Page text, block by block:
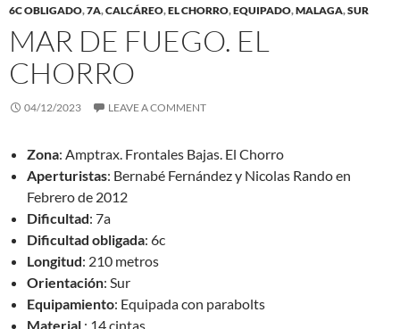
6C OBLIGADO,7A,CALCÁREO,EL CHORRO,EQUIPADO,MALAGA,SUR
MAR DE FUEGO. EL
CHORRO
04/12/2023 LEAVE A COMMENT
Zona: Amptrax. Frontales Bajas. El Chorro
Aperturistas: Bernabé Fernández y Nicolas Rando en
Febrero de 2012
Dificultad: 7a
Dificultad obligada: 6c
Longitud: 210 metros
Orientación: Sur
Equipamiento: Equipada con parabolts
Material : 14 cintas